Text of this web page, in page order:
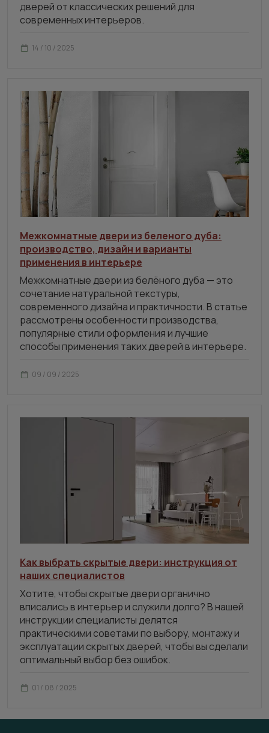
дверей от классических решений для
современных интерьеров.
14 / 10 / 2025
Межкомнатные двери из беленого дуба:
производство, дизайн и варианты
применения в интерьере
Межкомнатные двери из белёного дуба — это
сочетание натуральной текстуры,
современного дизайна и практичности. В статье
рассмотрены особенности производства,
популярные стили оформления и лучшие
способы применения таких дверей в интерьере.
09 / 09 / 2025
Как выбрать скрытые двери: инструкция от
наших специалистов
Хотите, чтобы скрытые двери органично
вписались в интерьер и служили долго? В нашей
инструкции специалисты делятся
практическими советами по выбору, монтажу и
эксплуатации скрытых дверей, чтобы вы сделали
оптимальный выбор без ошибок.
01 / 08 / 2025